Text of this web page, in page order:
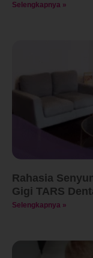
Selengkapnya »
Rahasia
Gigi TARS
Selengkapnya »